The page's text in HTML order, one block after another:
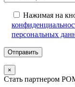
Нажимая на
персональных
×
Стать партнером